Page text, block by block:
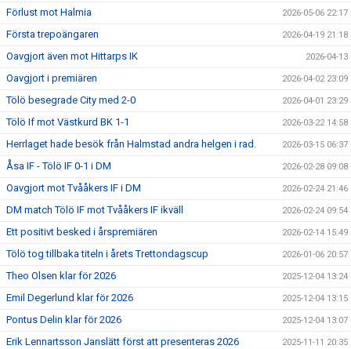
Förlust mot Halmia 2026-05-06 22:17
Första trepoängaren 2026-04-19 21:18
Oavgjort även mot Hittarps IK 2026-04-13
Oavgjort i premiären 2026-04-02 23:09
Tölö besegrade City med 2-0 2026-04-01 23:29
Tölö If mot Västkurd BK 1-1 2026-03-22 14:58
Herrlaget hade besök från Halmstad andra helgen i rad. 2026-03-15 06:37
Åsa IF - Tölö IF 0-1 i DM 2026-02-28 09:08
Oavgjort mot Tvååkers IF i DM 2026-02-24 21:46
DM match Tölö IF mot Tvååkers IF ikväll 2026-02-24 09:54
Ett positivt besked i årspremiären 2026-02-14 15:49
Tölö tog tillbaka titeln i årets Trettondagscup 2026-01-06 20:57
Theo Olsen klar för 2026 2025-12-04 13:24
Emil Degerlund klar för 2026 2025-12-04 13:15
Pontus Delin klar för 2026 2025-12-04 13:07
Erik Lennartsson Janslätt först att presenteras 2026 2025-11-11 20:35